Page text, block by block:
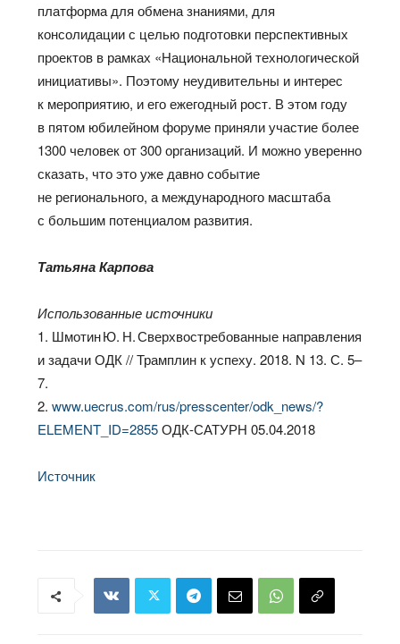
платформа для обмена знаниями, для
консолидации с целью подготовки перспективных
проектов в рамках «Национальной технологической
инициативы». Поэтому неудивительны и интерес
к мероприятию, и его ежегодный рост. В этом году
в пятом юбилейном форуме приняли участие более
1300 человек от 300 организаций. И можно уверенно
сказать, что это уже давно событие
не регионального, а международного масштаба
с большим потенциалом развития.
Татьяна Карпова
Использованные источники
1. Шмотин Ю. Н. Сверхвостребованные направления
и задачи ОДК // Трамплин к успеху. 2018. N 13. С. 5–
7.
2. www.uecrus.com/rus/presscenter/odk_news/?
ELEMENT_ID=2855ОДК-САТУРН 05.04.2018
Источник